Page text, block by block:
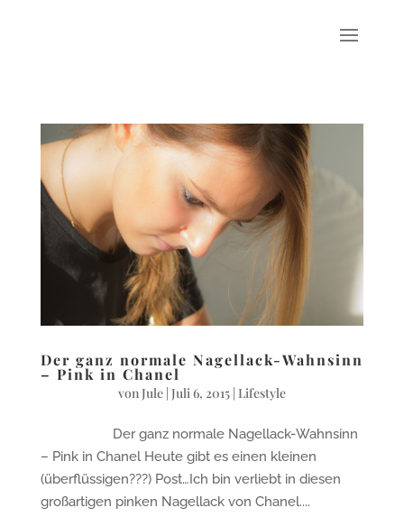
Der ganz normale Nagellack-Wahnsinn
– Pink in Chanel
vonJule| Juli 6, 2015| Lifestyle
Der ganz normale Nagellack-Wahnsinn
– Pink in Chanel Heute gibt es einen kleinen
(überflüssigen???) Post…Ich bin verliebt in diesen
großartigen pinken Nagellack von Chanel....